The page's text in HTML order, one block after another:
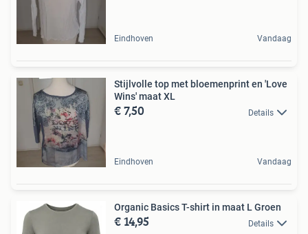
Eindhoven Vandaag
Stijlvolle top met bloemenprint en 'Love
Wins' maat XL
€ 7,50 Details
Eindhoven Vandaag
Organic Basics T-shirt in maat L Groen
€ 14,95 Details